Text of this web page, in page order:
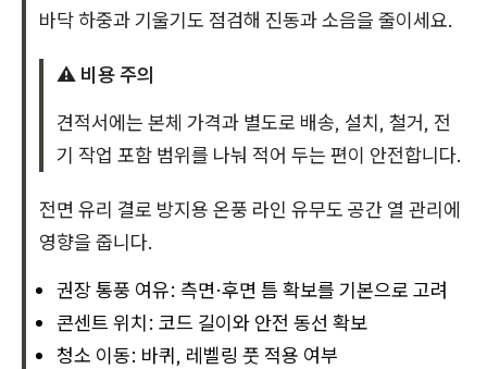
바닥 하중과 기울기도 점검해 진동과 소음을 줄이세요.
⚠️ 비용 주의
견적서에는 본체 가격과 별도로 배송, 설치, 철거, 전
기 작업 포함 범위를 나눠 적어 두는 편이 안전합니다.
전면 유리 결로 방지용 온풍 라인 유무도 공간 열 관리에
영향을 줍니다.
권장 통풍 여유: 측면·후면 틈 확보를 기본으로 고려
콘센트 위치: 코드 길이와 안전 동선 확보
청소 이동: 바퀴, 레벨링 풋 적용 여부